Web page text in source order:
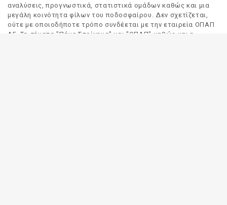
αναλύσεις, προγνωστικά, στατιστικά ομάδων καθώς και μια
μεγάλη κοινότητα φίλων του ποδοσφαίρου. Δεν σχετίζεται,
ούτε με οποιοδήποτε τρόπο συνδέεται με την εταιρεία ΟΠΑΠ
ΑΕ. Τα σήματα "Πάμε Στοίχημα" και "ΟΠΑΠ" καθώς και η